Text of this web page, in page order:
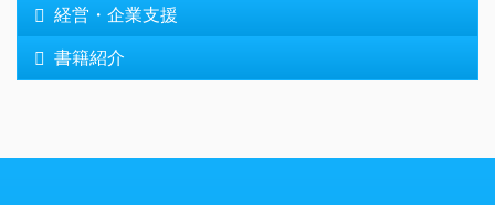
経営・企業支援
書籍紹介